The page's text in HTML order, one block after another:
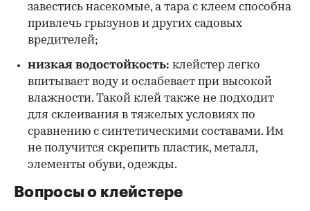
завестись насекомые, а тара с клеем способна
привлечь грызунов и других садовых
вредителей;
низкая водостойкость: клейстер легко
впитывает воду и ослабевает при высокой
влажности. Такой клей также не подходит
для склеивания в тяжелых условиях по
сравнению с синтетическими составами. Им
не получится скрепить пластик, металл,
элементы обуви, одежды.
Вопросы о клейстере